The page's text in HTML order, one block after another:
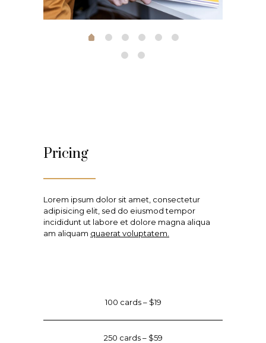
Pricing
Lorem ipsum dolor sit amet, consectetur
adipisicing elit, sed do eiusmod tempor
incididunt ut labore et dolore magna aliqua
am aliquam quaerat voluptatem.
100 cards – $19
250 cards – $59